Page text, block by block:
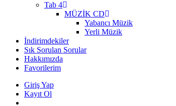
Tab 4
MÜZİK CD
Yabancı Müzik
Yerli Müzik
İndirimdekiler
Sık Sorulan Sorular
Hakkımızda
Favorilerim
Giriş Yap
Kayıt Ol